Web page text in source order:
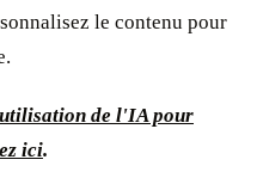
le contenu pour
de l'IA pour
ici.